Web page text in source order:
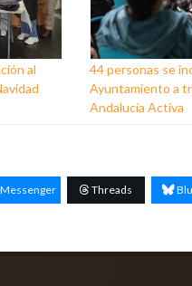
al
44 personas se
Ayuntamiento a
Andalucía Activa
Messenger Threads